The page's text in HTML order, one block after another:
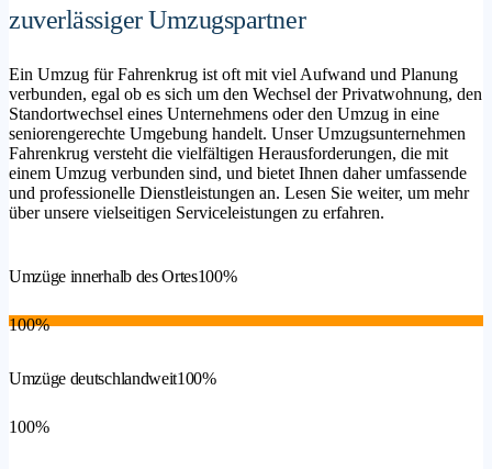
zuverlässiger Umzugspartner
Ein Umzug für Fahrenkrug ist oft mit viel Aufwand und Planung
verbunden, egal ob es sich um den Wechsel der Privatwohnung, den
Standortwechsel eines Unternehmens oder den Umzug in eine
seniorengerechte Umgebung handelt. Unser Umzugsunternehmen
Fahrenkrug versteht die vielfältigen Herausforderungen, die mit
einem Umzug verbunden sind, und bietet Ihnen daher umfassende
und professionelle Dienstleistungen an. Lesen Sie weiter, um mehr
über unsere vielseitigen Serviceleistungen zu erfahren.
Umzüge innerhalb des Ortes100%
100%
Umzüge deutschlandweit100%
100%